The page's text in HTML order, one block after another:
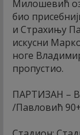
Милошевић
био
и Страхињу
искусни
ноге
пропустио.
ПАРТИЗАН –
/Павловић